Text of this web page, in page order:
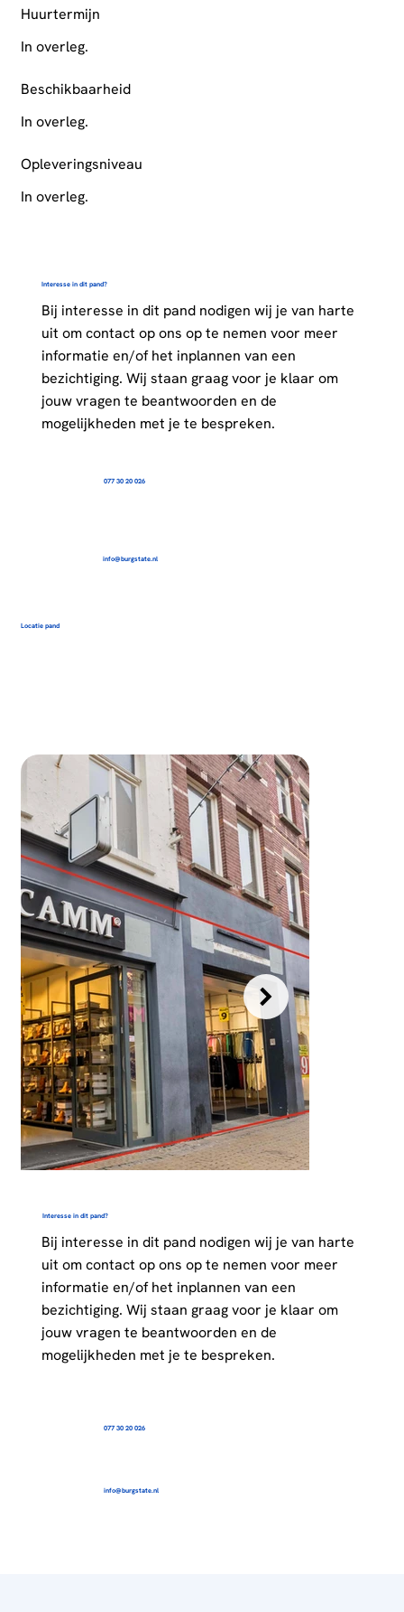
Huurtermijn
In overleg.
Beschikbaarheid
In overleg.
Opleveringsniveau
In overleg.
Interesse in dit pand?
Bij interesse in dit pand nodigen wij je van harte
uit om contact op ons op te nemen voor meer
informatie en/of het inplannen van een
bezichtiging. Wij staan graag voor je klaar om
jouw vragen te beantwoorden en de
mogelijkheden met je te bespreken.
077 30 20 026
info@burgstate.nl
Locatie pand
Interesse in dit pand?
Bij interesse in dit pand nodigen wij je van harte
uit om contact op ons op te nemen voor meer
informatie en/of het inplannen van een
bezichtiging. Wij staan graag voor je klaar om
jouw vragen te beantwoorden en de
mogelijkheden met je te bespreken.
077 30 20 026
info@burgstate.nl